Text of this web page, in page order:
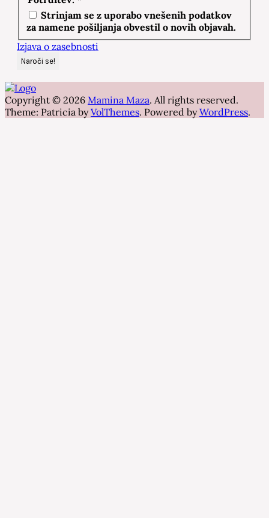
Strinjam se z uporabo vnešenih podatkov
za namene pošiljanja obvestil o novih objavah.
Izjava o zasebnosti
Copyright © 2026 Mamina Maza. All rights reserved.
Theme: Patricia byVolThemes. Powered byWordPress.